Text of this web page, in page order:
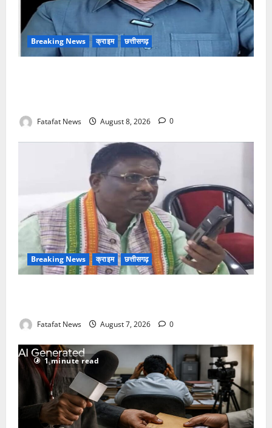
Breaking News क्राइम छत्तीसगढ़
Fatafat News August 8, 2026 0
Breaking News क्राइम छत्तीसगढ़
Fatafat News August 7, 2026 0
1 minute read